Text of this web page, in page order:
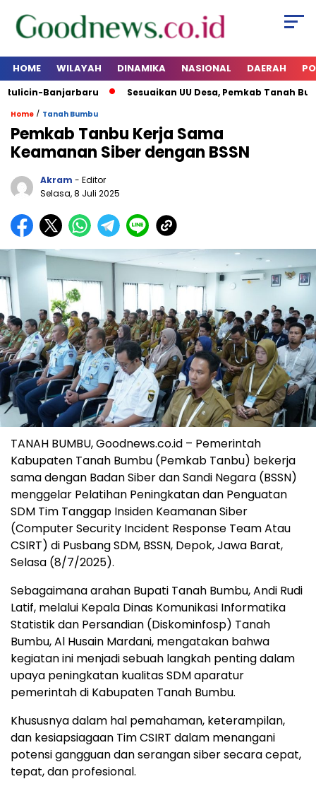
HOME WILAYAH DINAMIKA NASIONAL DAERAH
Banjarbaru Sesuaikan UU Desa, Pemkab Tanah
Home / Tanah Bumbu
Pemkab Tanbu Kerja Sama
Keamanan Siber dengan BSSN
Akram - Editor
Selasa, 8 Juli 2025
TANAH BUMBU, Goodnews.co.id – Pemerintah
Kabupaten Tanah Bumbu (Pemkab Tanbu) bekerja
sama dengan Badan Siber dan Sandi Negara (BSSN)
menggelar Pelatihan Peningkatan dan Penguatan
SDM Tim Tanggap Insiden Keamanan Siber
(Computer Security Incident Response Team Atau
CSIRT) di Pusbang SDM, BSSN, Depok, Jawa Barat,
Selasa (8/7/2025).
Sebagaimana arahan Bupati Tanah Bumbu, Andi Rudi
Latif, melalui Kepala Dinas Komunikasi Informatika
Statistik dan Persandian (Diskominfosp) Tanah
Bumbu, Al Husain Mardani, mengatakan bahwa
kegiatan ini menjadi sebuah langkah penting dalam
upaya peningkatan kualitas SDM aparatur
pemerintah di Kabupaten Tanah Bumbu.
Khususnya dalam hal pemahaman, keterampilan,
dan kesiapsiagaan Tim CSIRT dalam menangani
potensi gangguan dan serangan siber secara cepat,
tepat, dan profesional.